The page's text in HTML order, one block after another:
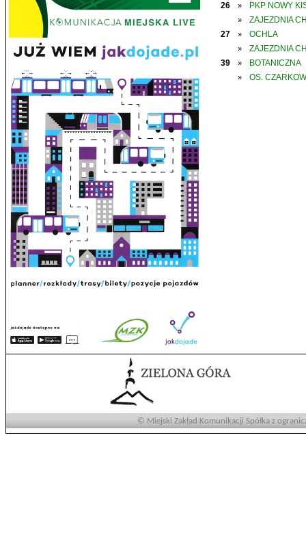
26
» PKP NOWY
»
ZAJEZDNIA
27
» OCHLA
»
ZAJEZDNIA
39
» BOTANICZNA
» OS.
© Miejski Zakład Komunikacji Spółka z